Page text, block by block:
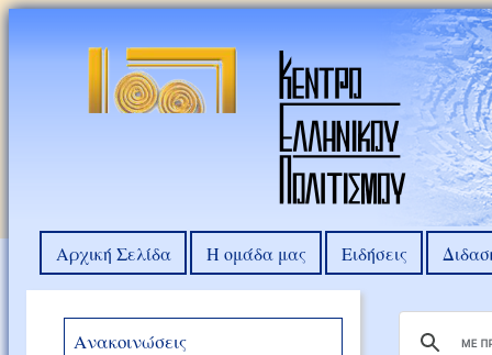
Αρχική Σελίδα Η ομάδα μας Ειδήσεις
Ανακοινώσεις